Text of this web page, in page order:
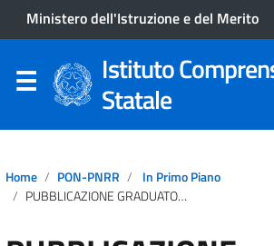
Ministero dell'Istruzione e del Merito
Istituto
Statale
Home PON-PNRR
In Primo Piano
PUBBLICAZIONE GRADUATORIA PROVVISORIA DOCENTI ESPERTI INTERNI/ ESTERNI E TUTOR INTERNI – AVVISO PROT. N. 687 DEL 30/01/2026, SELEZIONE ESPERTI/ TUTOR FSE PON 21-27 FONDI STRUTTURALI EUROPEI